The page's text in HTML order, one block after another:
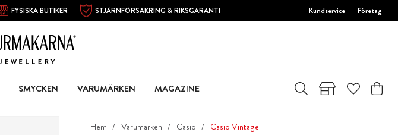
FYSISKA BUTIKER STJÄRNFÖRSÄKRING & RIKSGARANTI Kundservice Företag
SMYCKEN VARUMÄRKEN MAGAZINE
Hem Varumärken Casio Casio Vintage